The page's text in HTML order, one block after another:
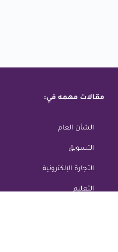
مقالات مهمه في:
الشأن العام
التسويق
التجارة الإلكترونية
التعليم